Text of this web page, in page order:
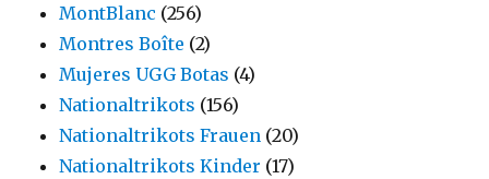
MontBlanc (256)
Montres Boîte (2)
Mujeres UGG Botas (4)
Nationaltrikots (156)
Nationaltrikots Frauen (20)
Nationaltrikots Kinder (17)